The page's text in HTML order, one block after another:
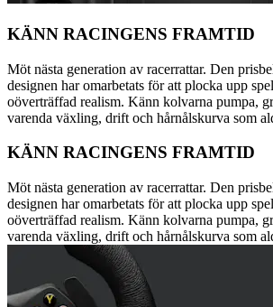
KÄNN RACINGENS FRAMTID
Möt nästa generation av racerrattar. Den
designen har omarbetats för att plocka upp
oöverträffad realism. Känn kolvarna pumpa,
varenda växling, drift och hårnålskurva som
KÄNN RACINGENS FRAMTID
Möt nästa generation av racerrattar. Den
designen har omarbetats för att plocka upp
oöverträffad realism. Känn kolvarna pumpa,
varenda växling, drift och hårnålskurva som